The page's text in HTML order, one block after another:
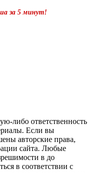
за 5 минут!
либо ответственность
Если вы
авторские права,
сайта. Любые
в до
в соответствии с